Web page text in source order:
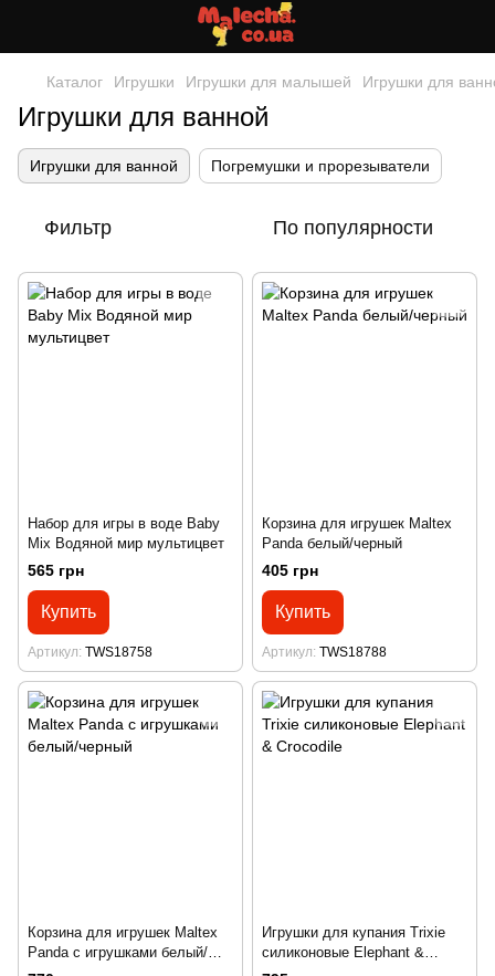
Каталог Игрушки Игрушки для малышей Игрушки для
Игрушки для ванной
Игрушки для ванной Погремушки и прорезыватели
Фильтр По популярности
Набор для игры в воде Baby
Mix Водяной мир мультицвет
565 грн
Купить
Артикул TWS18758
Корзина для игрушек Maltex
Panda белый/черный
405 грн
Купить
Артикул TWS18788
Корзина для игрушек Maltex
Panda с игрушками белый/
черный
Игрушки для купания Trixie
силиконовые Elephant &
Crocodile